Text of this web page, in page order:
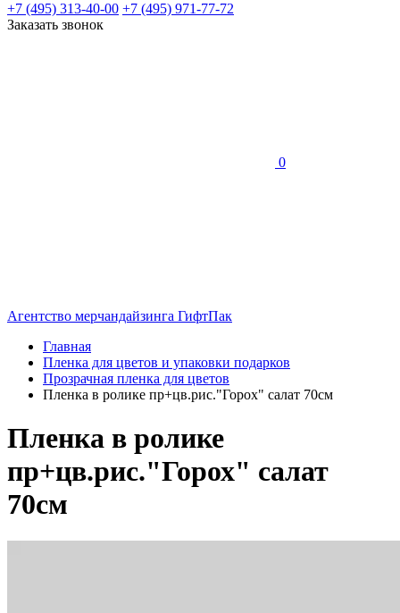
+7 (495) 313-40-00 +7 (495) 971-77-72
Заказать звонок
0
Агентство мерчандайзинга ГифтПак
Главная
Пленка для цветов и упаковки подарков
Прозрачная пленка для цветов
Пленка в ролике пр+цв.рис."Горох" салат 70см
Пленка в ролике
пр+цв.рис."Горох" салат
70см